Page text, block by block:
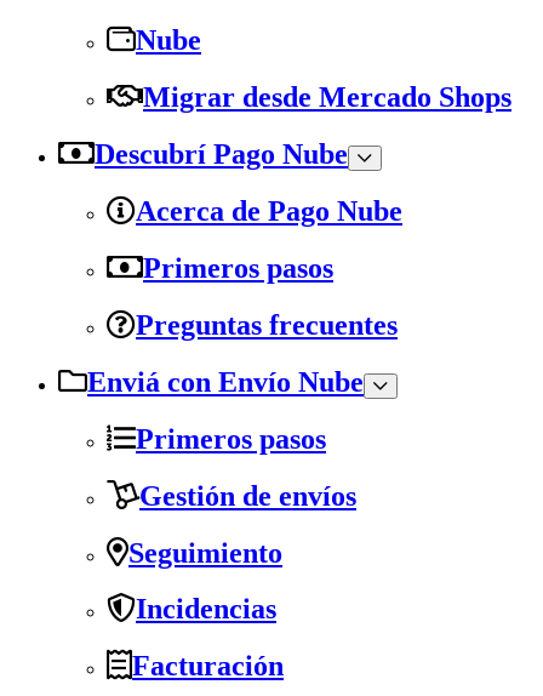
Nube
Migrar desde Mercado Shops
Descubrí Pago Nube
Acerca de Pago Nube
Primeros pasos
Preguntas frecuentes
Enviá con Envío Nube
Primeros pasos
Gestión de envíos
Seguimiento
Incidencias
Facturación